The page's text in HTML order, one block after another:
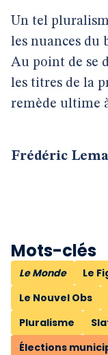
Un tel
les nuances du
Au point de se
les titres de la
remède ultime
Frédéric
Mots-clés
Le Monde Le
Le Nouvel Obs
Pluralisme
Élections